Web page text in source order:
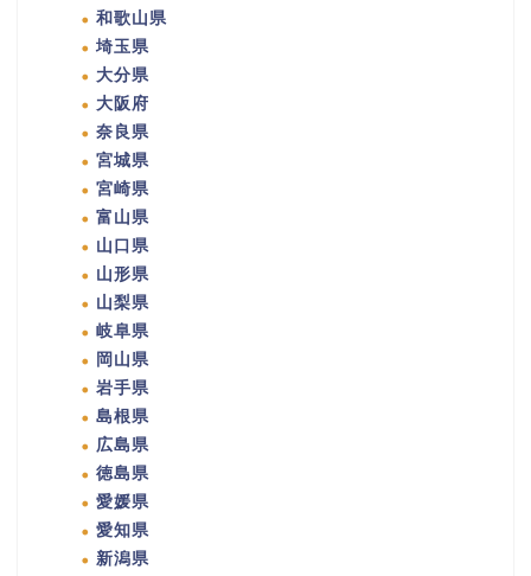
和歌山県
埼玉県
大分県
大阪府
奈良県
宮城県
宮崎県
富山県
山口県
山形県
山梨県
岐阜県
岡山県
岩手県
島根県
広島県
徳島県
愛媛県
愛知県
新潟県